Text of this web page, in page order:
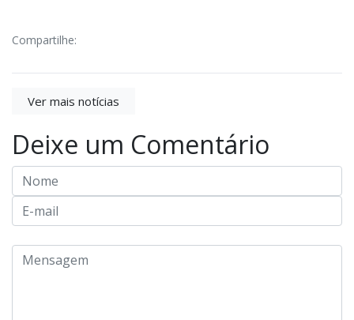
Compartilhe:
Ver mais notícias
Deixe um Comentário